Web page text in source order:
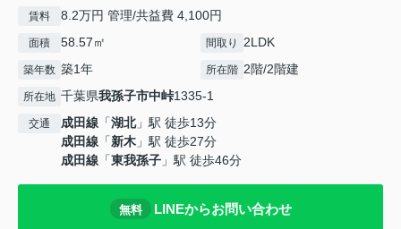
賃料 8.2万円 管理/共益費 4,100円
面積 58.57㎡ 間取り 2LDK
築年数 築1年 所在階 2階/2階建
所在地 千葉県我孫子市中峠1335-1
交通 成田線 「湖北」駅 徒歩13分
成田線 「新木 」駅 徒歩27分
成田線 「東我孫子 」駅 徒歩46分
無料 LINEからお問い合わせ